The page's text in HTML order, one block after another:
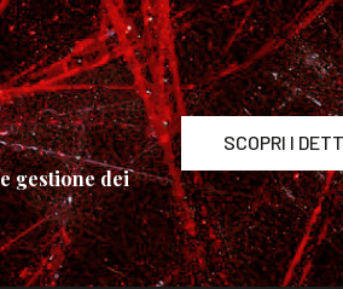
gestione dei
SCOPRI I